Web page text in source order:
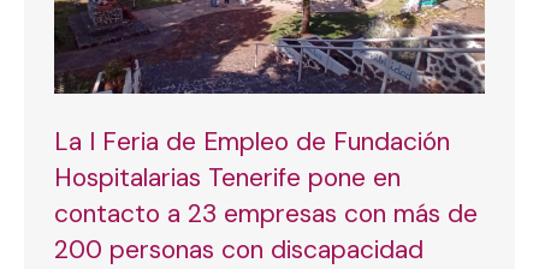
La I Feria de Empleo de Fundación
Hospitalarias Tenerife pone en
contacto a 23 empresas con más de
200 personas con discapacidad